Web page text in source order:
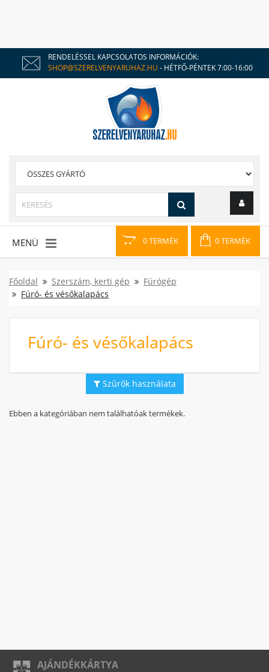
RENDELÉSSEL KAPCSOLATOS INFORMÁCIÓK:
SHOP@SZERELVENYARUHAZ.HU - HÉTFŐ-PÉNTEK 7:00-16:00
0 TERMÉK 0 TERMÉK
MENÜ
Főoldal Szerszám, kerti gép
Fúrógép
Fúró- és vésőkalapács
Fúró- és vésőkalapács
Szűrők használata
Ebben a kategóriában nem találhatóak termékek.
AJÁNDÉKKÁRTYA